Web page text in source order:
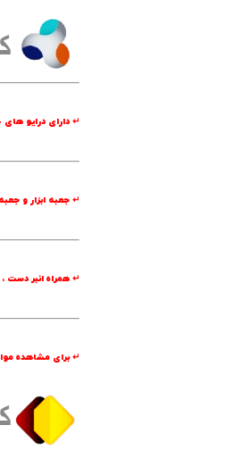
↵ دارای درایو های 1.4 / 1.2
↵ جعبه ابزار و جعبه بکس 85 پارچه باس دارای کیفیت بالا
↵ همراه انبر دست
↵ برای مشاهده